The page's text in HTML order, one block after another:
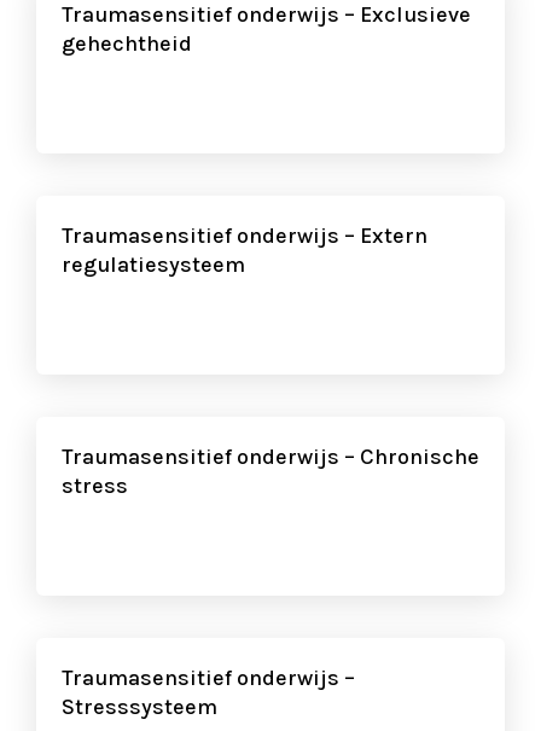
Traumasensitief onderwijs – Exclusieve
gehechtheid
Traumasensitief onderwijs – Extern
regulatiesysteem
Traumasensitief onderwijs – Chronische
stress
Traumasensitief onderwijs –
Stresssysteem